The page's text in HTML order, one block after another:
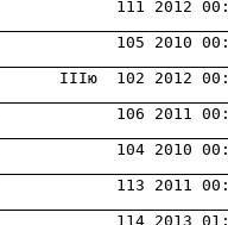
105 2010
106 2011
104 2010